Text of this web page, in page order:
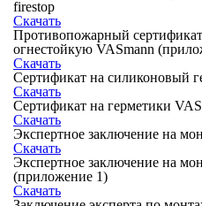
firestop
Скачать
Противопожарный
огнестойкую VASmann
Скачать
Сертификат на силиконовый
Скачать
Сертификат на герметики
Скачать
Экспертное заключение на
Скачать
Экспертное заключение на
(приложение 1)
Скачать